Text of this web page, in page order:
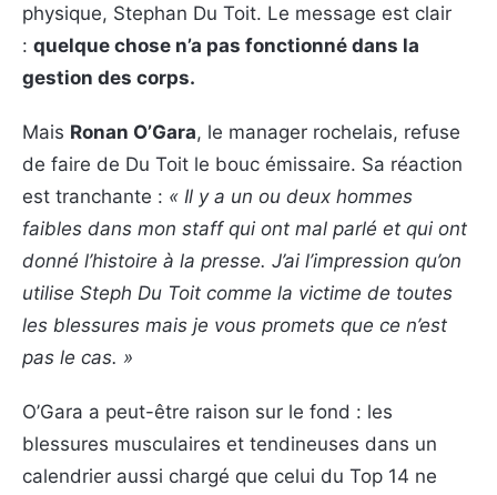
physique, Stephan Du Toit. Le message est clair
: quelque chose n’a pas fonctionné dans la
gestion des corps.
Mais Ronan O’Gara, le manager rochelais, refuse
de faire de Du Toit le bouc émissaire. Sa réaction
est tranchante : « Il y a un ou deux hommes
faibles dans mon staff qui ont mal parlé et qui ont
donné l’histoire à la presse. J’ai l’impression qu’on
utilise Steph Du Toit comme la victime de toutes
les blessures mais je vous promets que ce n’est
pas le cas. »
O’Gara a peut-être raison sur le fond : les
blessures musculaires et tendineuses dans un
calendrier aussi chargé que celui du Top 14 ne